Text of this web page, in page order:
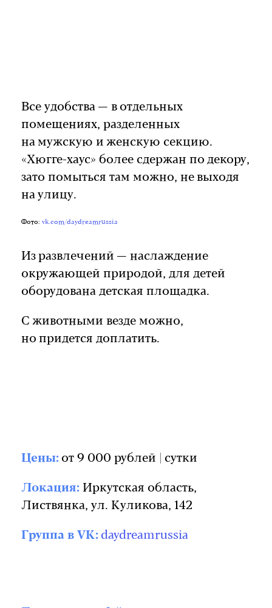
Все удобства — в отдельных
помещениях, разделенных
на мужскую и женскую секцию.
«Хюгге-хаус» более сдержан по декору,
зато помыться там можно, не выходя
на улицу.
Фото: vk.com/daydreamrussia
Из развлечений — наслаждение
окружающей природой, для детей
оборудована детская площадка.
С животными везде можно,
но придется доплатить.
Цены: от 9 000 рублей | сутки
Локация: Иркутская область,
Листвянка, ул. Куликова, 142
Группа в VK: daydreamrussia